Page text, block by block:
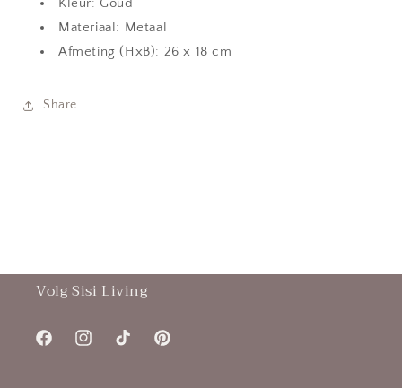
Materiaal: Metaal
Afmeting (HxB): 26 x 18 cm
Share
Volg Sisi Living
FacebookInstagramTikTok Pinterest